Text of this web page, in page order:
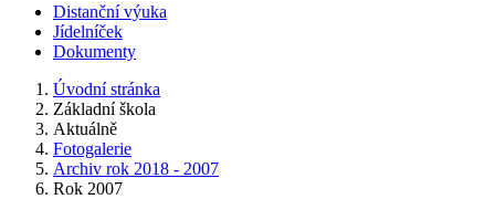
Distanční výuka
Jídelníček
Dokumenty
Úvodní stránka
Základní škola
Aktuálně
Fotogalerie
Archiv rok 2018 - 2007
Rok 2007